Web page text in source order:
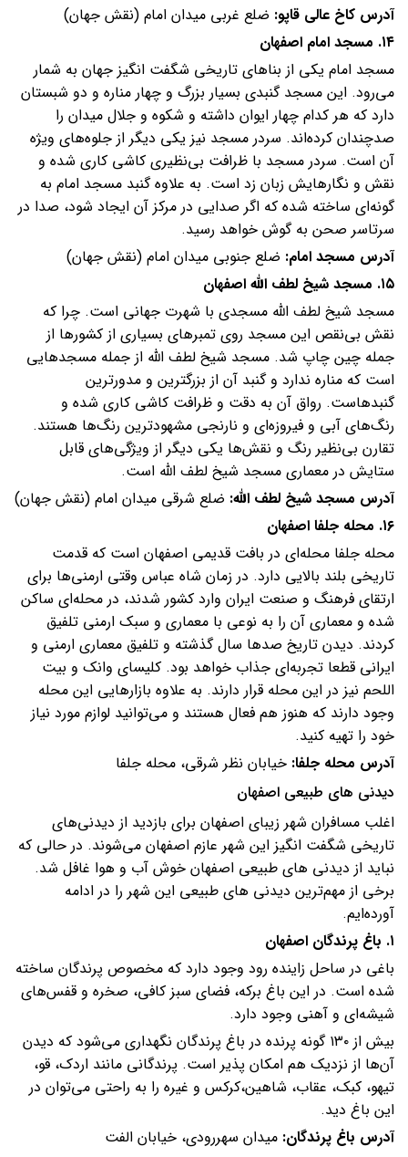
آدرس کاخ عالی قاپو: ضلع غربی میدان امام (نقش جهان)
۱۴. مسجد امام اصفهان
مسجد امام یکی از بناهای تاریخی شگفت انگیز جهان به شمار
می‌رود. این مسجد گنبدی بسیار بزرگ و چهار مناره و دو شبستان
دارد که هر کدام چهار ایوان داشته و شکوه و جلال میدان را
صدچندان کرده‌اند. سردر مسجد نیز یکی دیگر از جلوه‌های ویژه
آن است. سردر مسجد با ظرافت بی‌نظیری کاشی کاری شده و
نقش و نگارهایش زبان زد است. به علاوه گنبد مسجد امام به
گونه‌ای ساخته شده که اگر صدایی در مرکز آن ایجاد شود، صدا در
سرتاسر صحن به گوش خواهد رسید.
آدرس مسجد امام: ضلع جنوبی میدان امام (نقش جهان)
۱۵. مسجد شیخ لطف الله اصفهان
مسجد شیخ لطف الله مسجدی با شهرت جهانی است. چرا که
نقش بی‌نقص این مسجد روی تمبرهای بسیاری از کشورها از
جمله چین چاپ شد. مسجد شیخ لطف الله از جمله مسجدهایی
است که مناره ندارد و گنبد آن از بزرگترین و مدورترین
گنبدهاست. رواق آن به دقت و ظرافت کاشی‌ کاری شده و
رنگ‌های آبی و فیروزه‌ای و نارنجی مشهودترین رنگ‌ها هستند.
تقارن بی‌نظیر رنگ و نقش‌ها یکی دیگر از ویژگی‌های قابل
ستایش در معماری مسجد شیخ لطف الله است.
آدرس مسجد شیخ لطف الله: ضلع شرقی میدان امام (نقش جهان)
۱۶. محله جلفا اصفهان
محله جلفا محله‌ای در بافت قدیمی اصفهان است که قدمت
تاریخی بلند بالایی دارد. در زمان شاه عباس وقتی ارمنی‌ها برای
ارتقای فرهنگ و صنعت ایران وارد کشور شدند، در محله‌ای ساکن
شده و معماری آن را به نوعی با معماری و سبک ارمنی تلفیق
کردند. دیدن تاریخ صدها سال گذشته و تلفیق معماری ارمنی و
ایرانی قطعا تجربه‌ای جذاب خواهد بود. کلیسای وانک و بیت
اللحم نیز در این محله قرار دارند. به علاوه بازارهایی این محله
وجود دارند که هنوز هم فعال هستند و می‌توانید لوازم مورد نیاز
خود را تهیه کنید.
آدرس محله جلفا: خیابان نظر شرقی، محله جلفا
دیدنی های طبیعی اصفهان
اغلب مسافران شهر زیبای اصفهان برای بازدید از دیدنی‌های
تاریخی شگفت انگیز این شهر عازم اصفهان می‌شوند. در حالی که
نباید از دیدنی های طبیعی اصفهان خوش آب و هوا غافل شد.
برخی از مهم‌ترین دیدنی های طبیعی این شهر را در ادامه
آورده‌ایم.
۱. باغ پرندگان اصفهان
باغی در ساحل زاینده رود وجود دارد که مخصوص پرندگان ساخته
شده است. در این باغ برکه، فضای سبز کافی، صخره و قفس‌های
شیشه‌ای و آهنی وجود دارد.
بیش از ۱۳۰ گونه پرنده در باغ پرندگان نگهداری می‌شود که دیدن
آن‌ها از نزدیک هم امکان پذیر است. پرندگانی مانند اردک، قو،
تیهو، کبک، عقاب، شاهین،‌کرکس و غیره را به راحتی می‌توان در
این باغ دید.
آدرس باغ پرندگان: میدان سهررودی،‌ خیابان الفت